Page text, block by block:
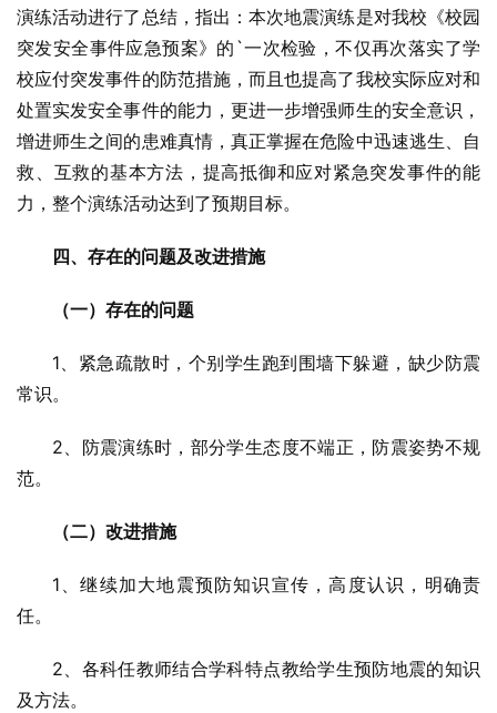
演练活动进行了总结，指出：本次地震演练是对我校《校园
突发安全事件应急预案》的`一次检验，不仅再次落实了学
校应付突发事件的防范措施，而且也提高了我校实际应对和
处置实发安全事件的能力，更进一步增强师生的安全意识，
增进师生之间的患难真情，真正掌握在危险中迅速逃生、自
救、互救的基本方法，提高抵御和应对紧急突发事件的能
力，整个演练活动达到了预期目标。
四、存在的问题及改进措施
（一）存在的问题
1、紧急疏散时，个别学生跑到围墙下躲避，缺少防震
常识。
2、防震演练时，部分学生态度不端正，防震姿势不规
范。
（二）改进措施
1、继续加大地震预防知识宣传，高度认识，明确责
任。
2、各科任教师结合学科特点教给学生预防地震的知识
及方法。